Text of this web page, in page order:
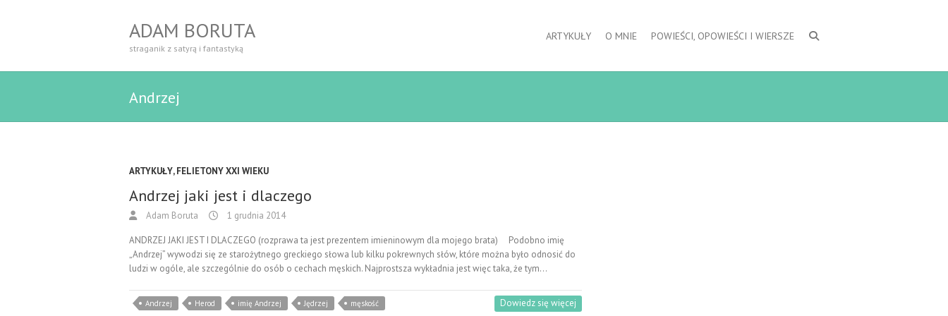
ADAM BORUTA
straganik z satyrą i fantastyką
ARTYKUŁY O MNIE POWIEŚCI, OPOWIEŚCI I WIERSZE
Andrzej
ARTYKUŁY,FELIETONY XXI WIEKU
Andrzej jaki jest i dlaczego
Adam Boruta 1 grudnia 2014
ANDRZEJ JAKI JEST I DLACZEGO (rozprawa ta jest prezentem imieninowym dla mojego brata) Podobno imię
„Andrzej” wywodzi się ze starożytnego greckiego słowa lub kilku pokrewnych słów, które można było odnosić do
ludzi w ogóle, ale szczególnie do osób o cechach męskich. Najprostsza wykładnia jest więc taka, że tym…
Andrzej Herod imię Andrzej Jędrzej męskość Dowiedz się więcej